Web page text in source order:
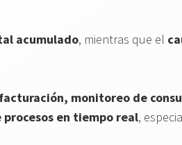
acumulado, mientras que el
monitoreo de
en tiempo real,